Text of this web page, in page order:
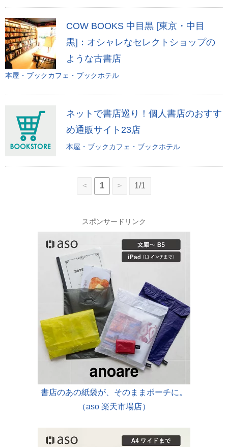
COW BOOKS 中目黒 [東京・中目
黒]：オシャレなセレクトショップの
ような古書店
本屋・ブックカフェ・ブックホテル
ネットで書店巡り！個人書店のおすす
め通販サイト23店
本屋・ブックカフェ・ブックホテル
< 1 > 1/1
スポンサードリンク
書店のあの紙袋が、そのままポーチに。
（aso 楽天市場店）